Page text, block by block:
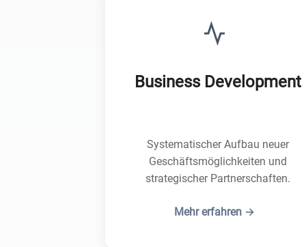
Business Development
Systematischer Aufbau neuer
Geschäftsmöglichkeiten und
strategischer Partnerschaften.
Mehr erfahren →